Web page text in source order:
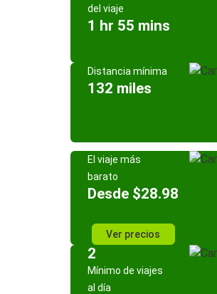
del viaje
1 hr 55 mins
Distancia mínima
132 miles
El viaje más
barato
Desde $28.98
Ver precios
2
Mínimo de viajes
al día